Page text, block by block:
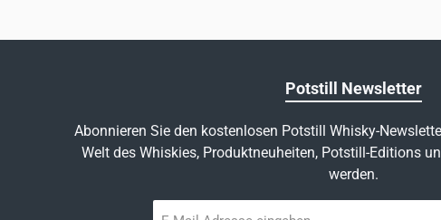
Potstill Newsletter
Abonnieren Sie den kostenlosen Potstill Whisky-
Welt des Whiskies, Produktneuheiten, Potstill-Editions
werden.